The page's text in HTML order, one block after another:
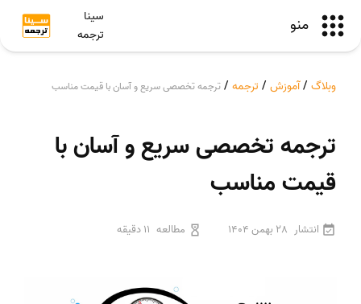
منو
سینا
ترجمه
وبلاگ /آموزش / ترجمه / ترجمه تخصصی سریع و آسان با قیمت مناسب
ترجمه تخصصی سریع و آسان با
قیمت مناسب
انتشار 28 بهمن 1404 مطالعه 11 دقیقه